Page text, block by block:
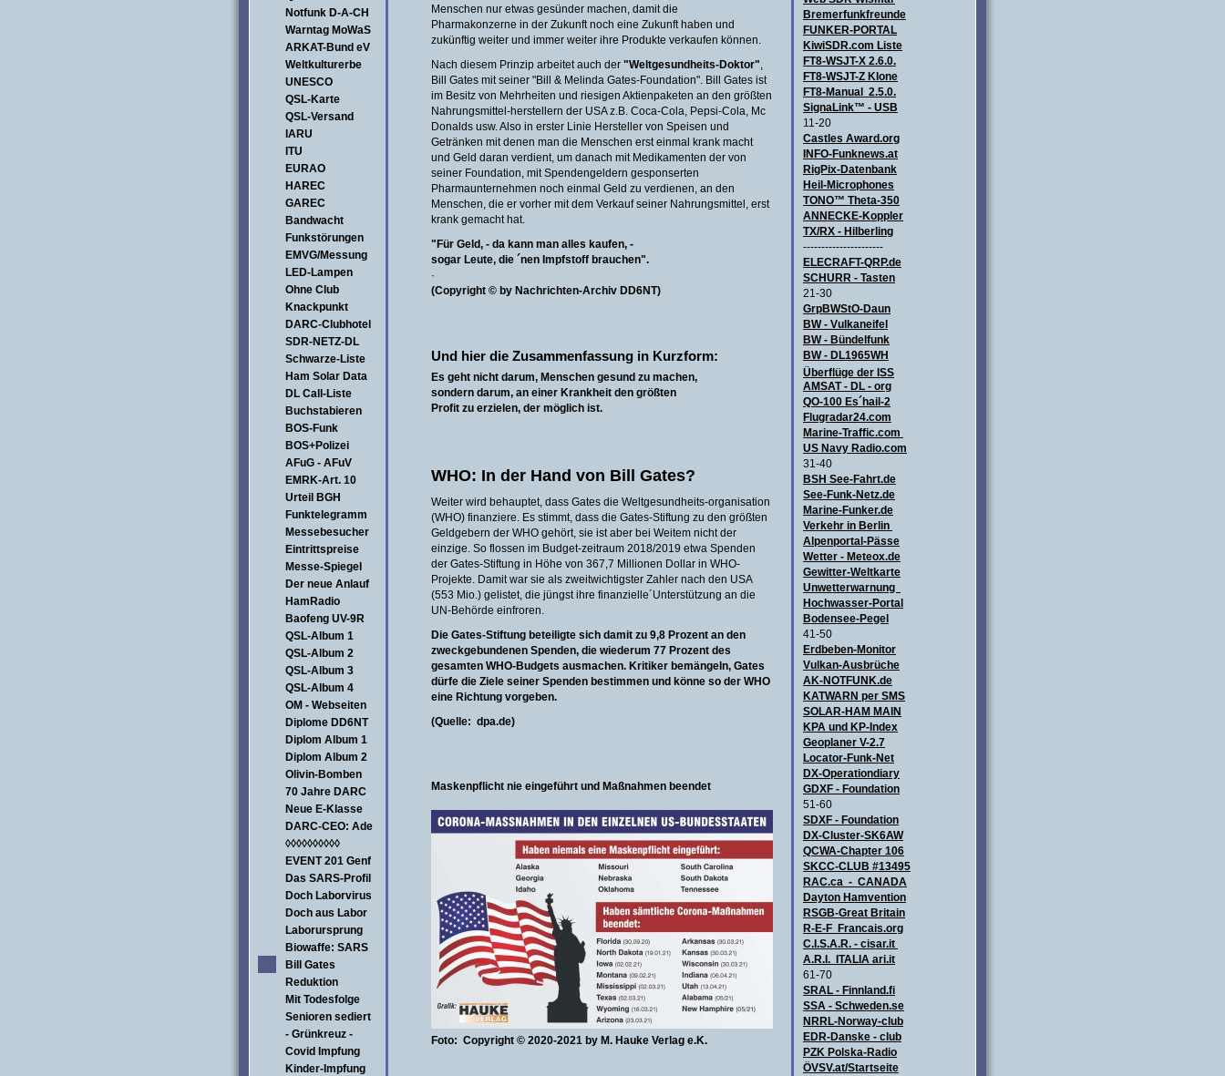
Notfunk D-A-CH
Warntag MoWaS
ARKAT-Bund eV
Weltkulturerbe
UNESCO
QSL-Karte
QSL-Versand
IARU
ITU
EURAO
HAREC
GAREC
Bandwacht
Funkstörungen
EMVG/Messung
LED-Lampen
Ohne Club
Knackpunkt
DARC-Clubhotel
SDR-NETZ-DL
Schwarze-Liste
Ham Solar Data
DL Call-Liste
Buchstabieren
BOS-Funk
BOS+Polizei
AFuG - AFuV
EMRK-Art. 10
Urteil BGH
Funktelegramm
Messebesucher
Eintrittspreise
Messe-Spiegel
Der neue Anlauf
HamRadio
Baofeng UV-9R
QSL-Album 1
QSL-Album 2
QSL-Album 3
QSL-Album 4
OM - Webseiten
Diplome DD6NT
Diplom Album 1
Diplom Album 2
Olivin-Bomben
70 Jahre DARC
Neue E-Klasse
DARC-CEO: Ade
◊◊◊◊◊◊◊◊◊◊
EVENT 201 Genf
Das SARS-Profil
Doch Laborvirus
Doch aus Labor
Laborursprung
Biowaffe: SARS
Bill Gates
Reduktion
Mit Todesfolge
Senioren sediert
- Grünkreuz -
Covid Impfung
Kinder-Impfung
Bremerfunkfreunde
FUNKER-PORTAL
KiwiSDR.com Liste
FT8-WSJT-X 2.6.0.
FT8-WSJT-Z Klone
FT8-Manual 2.5.0.
SignaLink™ - USB
11-20
Castles Award.org
INFO-Funknews.at
RigPix-Datenbank
Heil-Microphones
TONO™ Theta-350
ANNECKE-Koppler
TX/RX - Hilberling
----------------------
ELECRAFT-QRP.de
SCHURR - Tasten
21-30
GrpBWStO-Daun
BW - Vulkaneifel
BW- Bündelfunk
BW - DL1965WH
Überflüge der ISS
AMSAT - DL - org
QO-100 Es´hail-2
Flugradar24.com
Marine-Traffic.com
US Navy Radio.com
31-40
BSH See-Fahrt.de
See-Funk-Netz.de
Marine-Funker.de
Verkehr in Berlin
Alpenportal-Pässe
Wetter - Meteox.de
Gewitter-Weltkarte
Unwetterwarnung
Hochwasser-Portal
Bodensee-Pegel
41-50
Erdbeben-Monitor
Vulkan-Ausbrüche
AK-NOTFUNK.de
KATWARN per SMS
SOLAR-HAM MAIN
KPA und KP-Index
Geoplaner V-2.7
Locator-Funk-Net
DX-Operationdiary
GDXF - Foundation
51-60
SDXF - Foundation
DX-Cluster-SK6AW
QCWA-Chapter 106
SKCC-CLUB #13495
RAC.ca - CANADA
Dayton Hamvention
RSGB-Great Britain
R-E-F Francais.org
C.I.S.A.R. - cisar.it
A.R.I. ITALIA ari.it
61-70
SRAL - Finnland.fi
SSA - Schweden.se
NRRL-Norway-club
EDR-Danske - club
PZK Polska-Radio
ÖVSV.at/Startseite
Menschen nur etwas gesünder machen, damit die
Pharmakonzerne in der Zukunft noch eine Zukunft haben und
zukünftig weiter und immer weiter ihre Produkte verkaufen können.
Nach diesem Prinzip arbeitet auch der "Weltgesundheits-Doktor",
Bill Gates mit seiner "Bill & Melinda Gates-Foundation". Bill Gates ist
im Besitz von Mehrheiten und riesigen Aktienpaketen an den größten
Nahrungsmittel-herstellern der USA z.B. Coca-Cola, Pepsi-Cola, Mc
Donalds usw. Also in erster Linie Hersteller von Speisen und
Getränken mit denen man die Menschen erst einmal krank macht
und Geld daran verdient, um danach mit Medikamenten der von
seiner Foundation, mit Spendengeldern gesponserten
Pharmaunternehmen noch einmal Geld zu verdienen, an den
Menschen, die er vorher mit dem Verkauf seiner Nahrungsmittel, erst
krank gemacht hat.
"Für Geld, - da kann man alles kaufen, -
sogar Leute, die ´nen Impfstoff brauchen".
·
(Copyright © by Nachrichten-Archiv DD6NT)
Und hier die Zusammenfassung in Kurzform:
Es geht nicht darum, Menschen gesund zu machen,
sondern darum, an einer Krankheit den größten
Profit zu erzielen, der möglich ist.
WHO: In der Hand von Bill Gates?
Weiter wird behauptet, dass Gates die Weltgesundheits-organisation
(WHO) finanziere. Es stimmt, dass die Gates-Stiftung zu den größten
Geldgebern der WHO gehört, sie ist aber bei Weitem nicht der
einzige. So flossen im Budget-zeitraum 2018/2019 etwa Spenden
der Gates-Stiftung in Höhe von 367,7 Millionen Dollar in WHO-
Projekte. Damit war sie als zweitwichtigster Zahler nach den USA
(553 Mio.) gelistet, die jüngst ihre finanzielle´Unterstützung an die
UN-Behörde einfroren.
Die Gates-Stiftung beteiligte sich damit zu 9,8 Prozent an den
zweckgebundenen Spenden, die wiederum 77 Prozent des
gesamten WHO-Budgets ausmachen. Kritiker bemängeln, Gates
dürfe die Ziele seiner Spenden bestimmen und könne so der WHO
eine Richtung vorgeben.
(Quelle: dpa.de)
Maskenpflicht nie eingeführt und Maßnahmen beendet
Foto: Copyright © 2020-2021 by M. Hauke Verlag e.K.